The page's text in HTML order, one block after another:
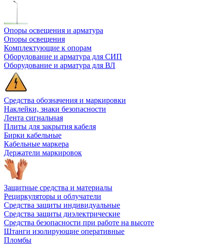
Опоры освещения и арматура
Опоры освещения
Комплектующие к опорам
Оборудование и арматура для СИП
Оборудование и арматура для ВЛ
Средства обозначения и маркировки
Наклейки, знаки безопасности
Лента сигнальная
Плиты для закрытия кабеля
Бирки кабельные
Кабельные маркера
Держатели маркировок
Защитные средства и материалы
Рециркуляторы и облучатели
Средства защиты индивидуальные
Средства защиты диэлектрические
Средства безопасности при работе на высоте
Штанги изолирующие оперативные
Пломбы